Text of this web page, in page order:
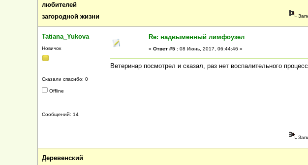
любителей
загородной жизни
Tatiana_Yukova
Новичок
Сказали спасибо: 0
Offline
Сообщений: 14
Re: надвыменный лимфоузел
« Ответ #5 : 08 Июнь, 2017, 06:44:46 »
Ветеринар посмотрел и сказал, раз нет воспалительного
Деревенский